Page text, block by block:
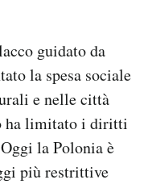
guidato da
la spesa sociale
e nelle città
ha limitato i diritti
la Polonia è
più restrittive